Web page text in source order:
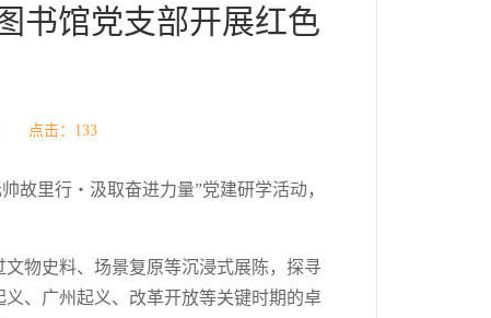
书馆党支部开展红色
点击： 133
故里行・汲取奋进力量”党建研学活动，
物史料、场景复原等沉浸式展陈，探寻
、广州起义、改革开放等关键时期的卓